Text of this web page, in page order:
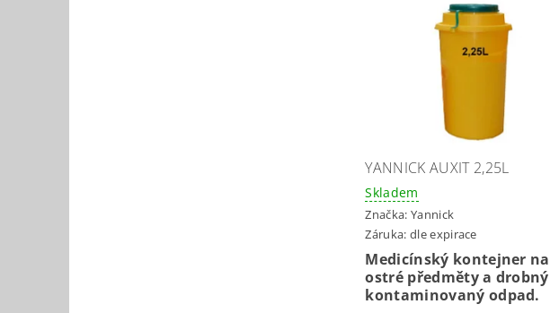
YANNICK AUXIT 2,25L
Skladem
Značka: Yannick
Záruka: dle expirace
Medicínský kontejner na
ostré předměty a drobný
kontaminovaný odpad.